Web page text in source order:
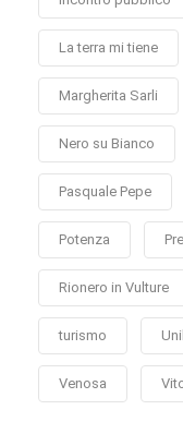
La terra mi tiene
Margherita Sarli
Nero su Bianco
Pasquale Pepe
Potenza
Rionero in Vulture
turismo
Venosa